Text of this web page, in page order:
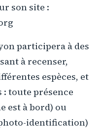
son site :
participera à des
à recenser,
espèces, et
toute présence
est à bord) ou
identification)